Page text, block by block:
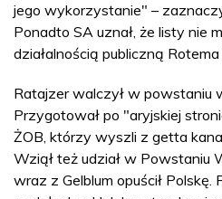
jego wykorzystanie" –
Ponadto SA uznał, że listy nie
działalnością publiczną Rotema
Ratajzer walczył w powstaniu
Przygotował po "aryjskiej
ŻOB, którzy wyszli z getta
Wziął też udział w Powstaniu
wraz z Gelblum opuścił